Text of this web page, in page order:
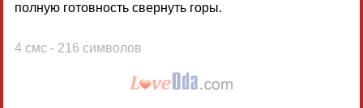
полную готовность свернуть горы.
4 смс - 216 символов